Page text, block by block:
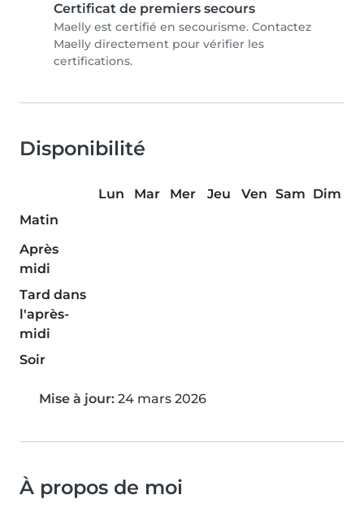
Certificat de premiers secours
Maelly est certifié en secourisme. Contactez
Maelly directement pour vérifier les
certifications.
Disponibilité
Lun Mar Mer Jeu Ven Sam Dim
Matin
Après
midi
Tard dans
l'après-
midi
Soir
Mise à jour: 24 mars 2026
À propos de moi